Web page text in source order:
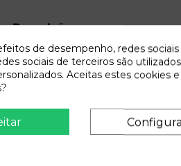
Descrição
PALET 2. Recambio de motor
0.02 referencia OEM IAM AUR
de desempenho, redes sociais
sociais de terceiros são
Aceitas estes cookies